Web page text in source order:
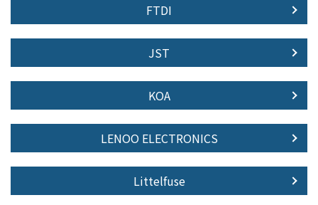
FTDI
JST
KOA
LENOO ELECTRONICS
Littelfuse